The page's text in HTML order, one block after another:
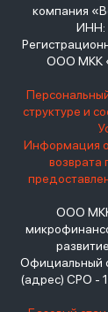
компания
ИНН:
ООО МКК
структуре и
Информация
возврата
ООО МКК
Официальный
(адрес) СРО -